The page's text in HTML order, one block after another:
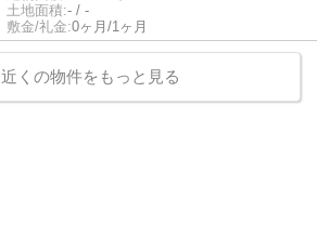
土地面積:- / -
敷金/礼金:0ヶ月/1ヶ月
近くの物件をもっと見る